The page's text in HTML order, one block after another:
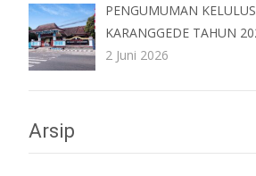
PENGUMUMAN
KARANGGEDE TAHUN
2 Juni 2026
Arsip